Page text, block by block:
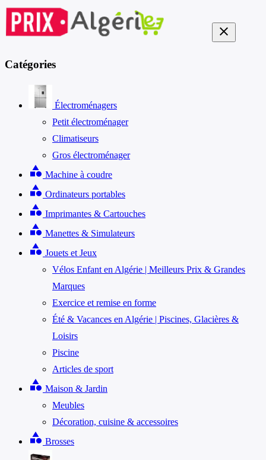
close
Catégories
Électroménagers
Petit électroménager
Climatiseurs
Gros électroménager
category Machine à coudre
category Ordinateurs portables
category Imprimantes & Cartouches
category Manettes & Simulateurs
category Jouets et Jeux
Vélos Enfant en Algérie | Meilleurs Prix & Grandes
Marques
Exercice et remise en forme
Été & Vacances en Algérie | Piscines, Glacières &
Loisirs
Piscine
Articles de sport
category Maison & Jardin
Meubles
Décoration, cuisine & accessoires
category Brosses